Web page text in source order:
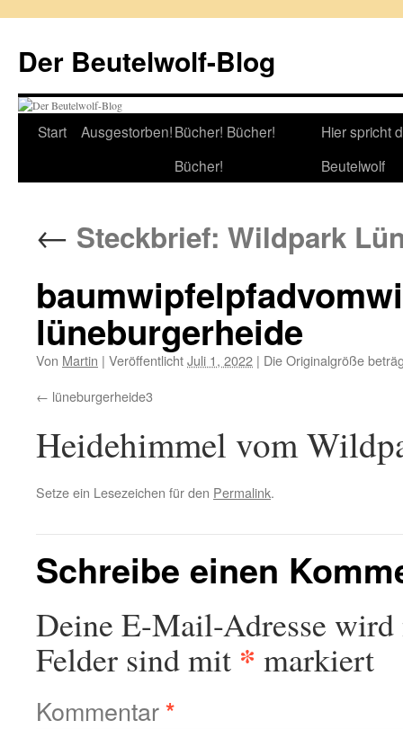
springen
Der Beutelwolf-Blog
Start Ausgestorben!Bücher! Bücher!
Bücher!
Hier spricht
Beutelwolf
← Steckbrief: Wildpark
lüneburgerheide
Von Martin | VeröffentlichtJuli 1, 2022 | Die Originalgröße
lüneburgerheide3
Heidehimmel vom
Setze ein Lesezeichen für den Permalink.
Schreibe einen
Deine E-Mail-Adresse
Felder sind mit * markiert
Kommentar*